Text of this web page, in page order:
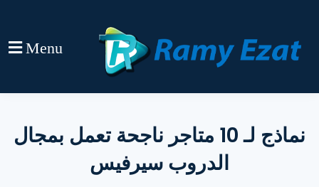
Menu
لـ 10 متاجر ناجحة تعمل بمجال
سيرفيس